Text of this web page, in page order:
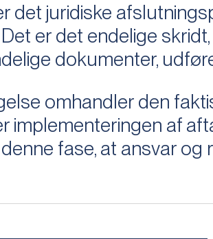
det juridiske
er det endelige
dokumenter,
omhandler den
implementeringen af
fase, at ansvar